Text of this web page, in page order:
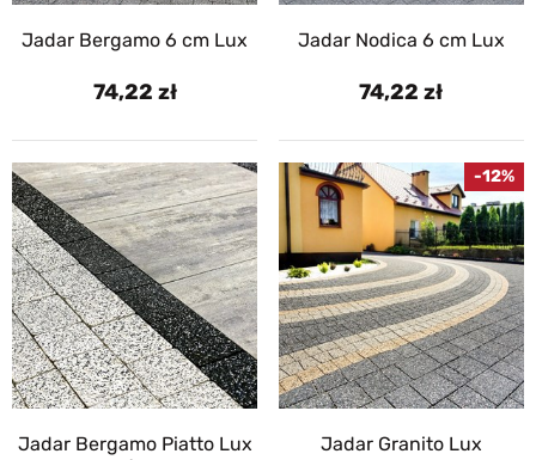
Jadar Bergamo 6 cm Lux
74,22
Jadar Nodica 6 cm Lux
74,22
Jadar Bergamo Piatto Lux
Jadar Granito Lux
-12%